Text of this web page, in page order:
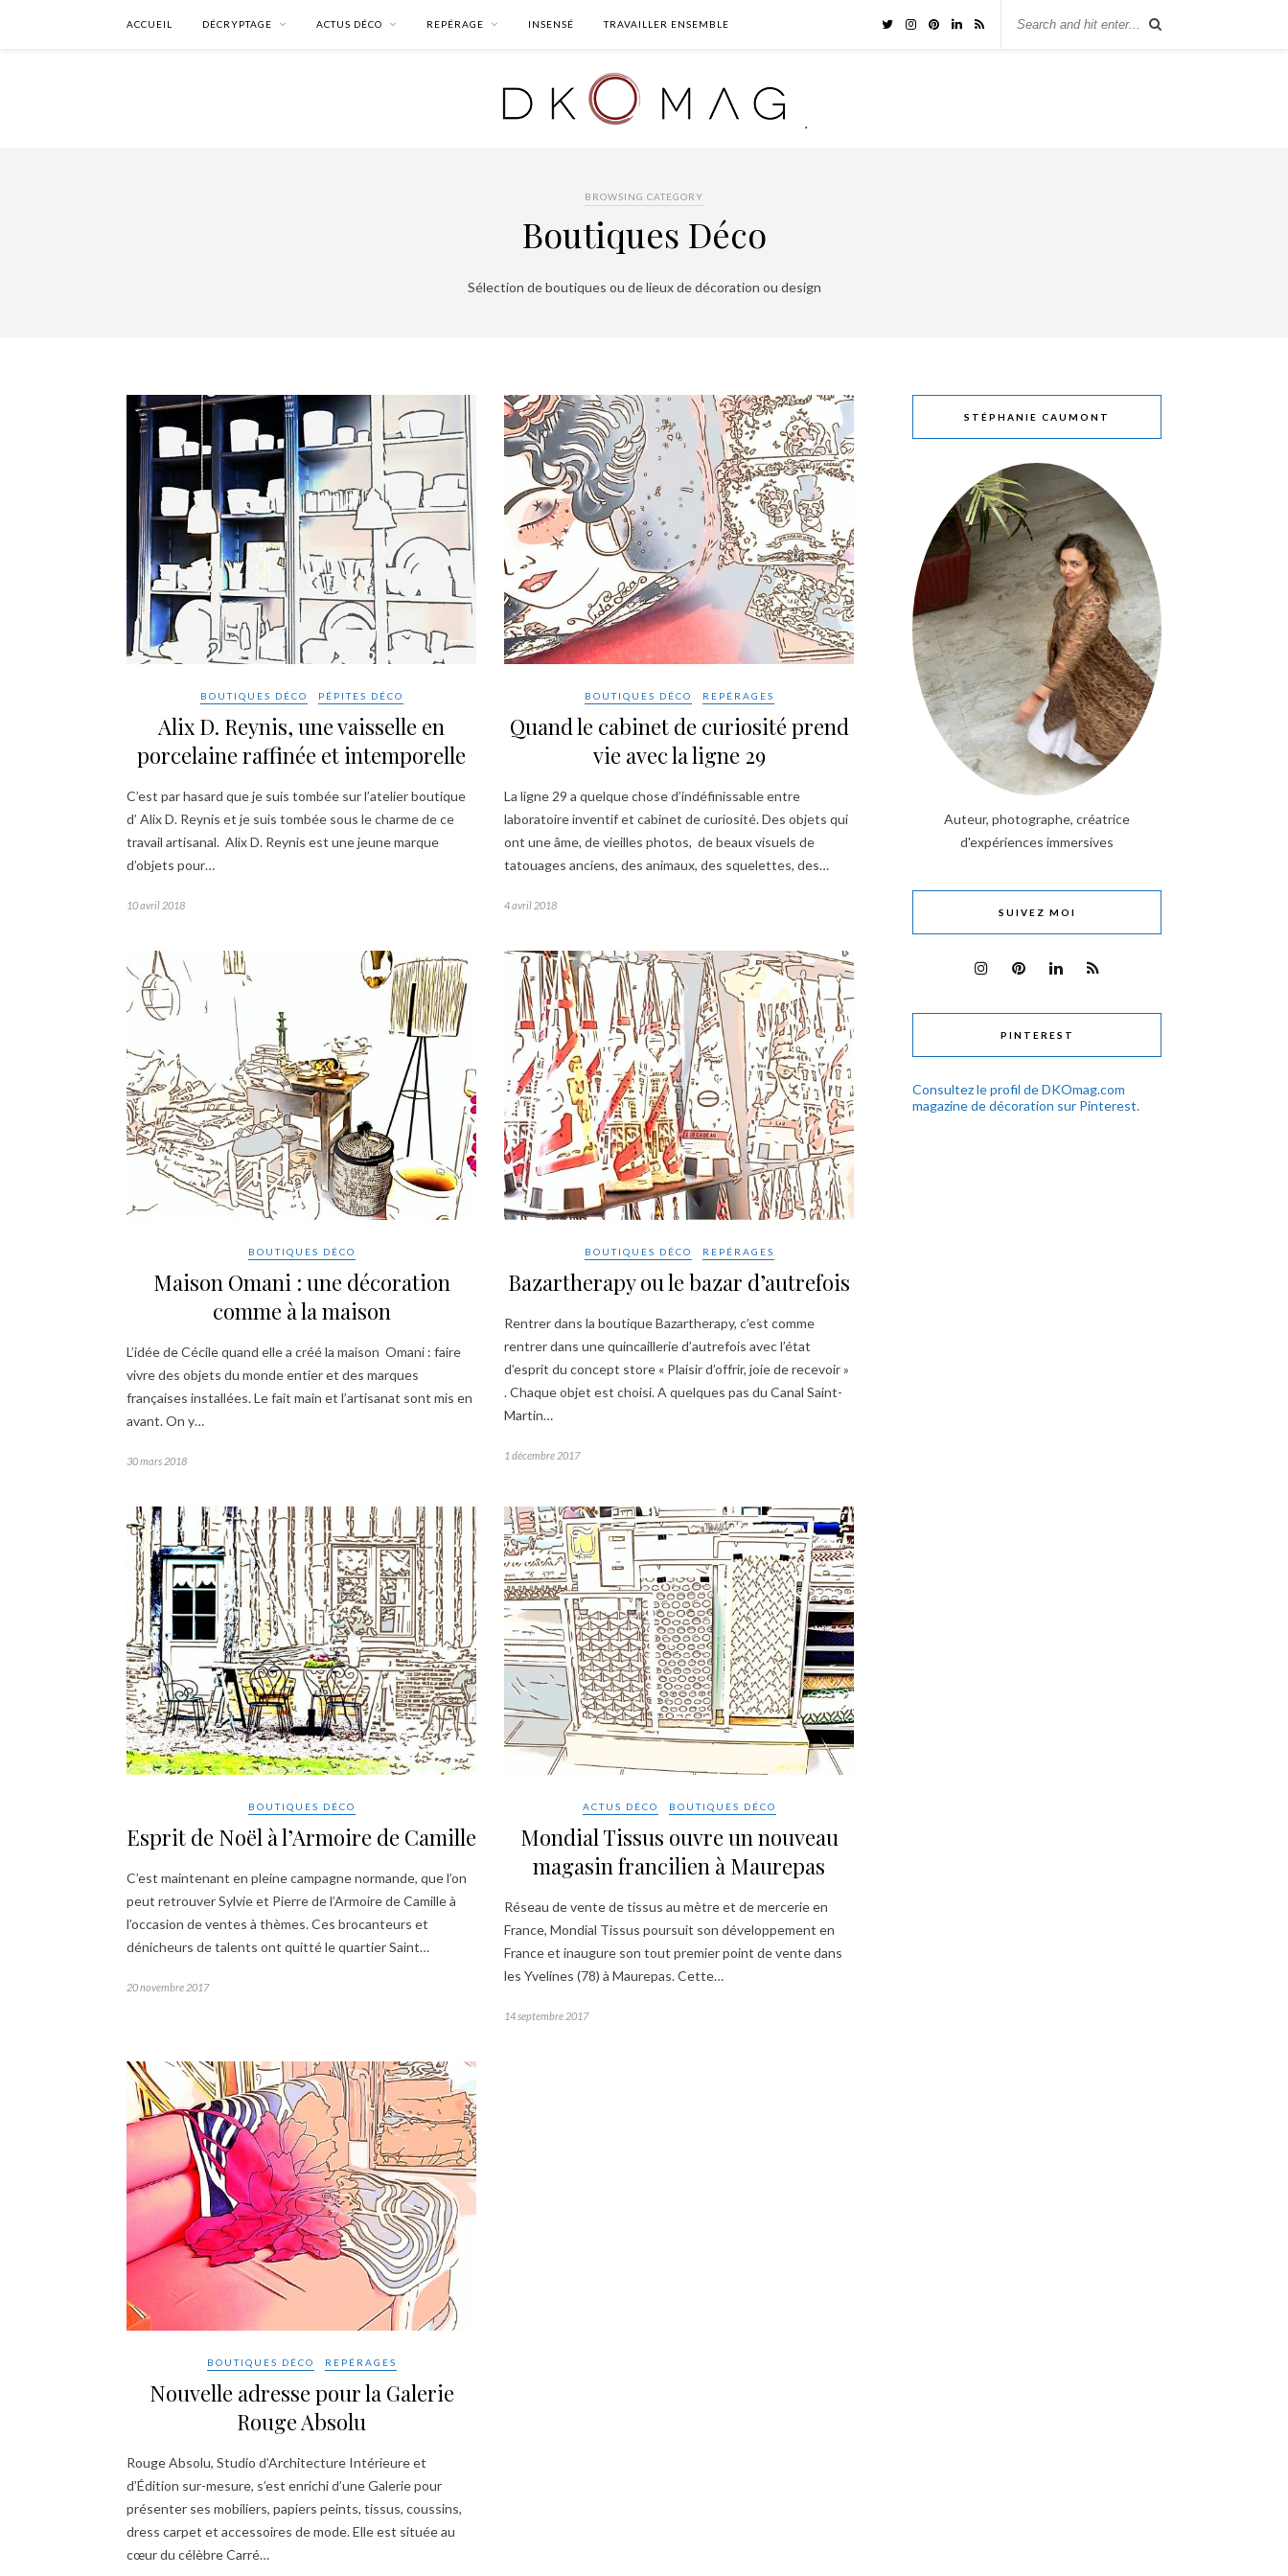
ACCUEIL DÉCRYPTAGE ACTUS DÉCO REPÉRAGE INSENSÉ TRAVAILLER ENSEMBLE
BROWSING CATEGORY
Boutiques Déco
Sélection de boutiques ou de lieux de décoration ou design
BOUTIQUES DÉCO PÉPITES DÉCO
Alix D. Reynis, une vaisselle en
porcelaine raffinée et intemporelle
C’est par hasard que je suis tombée sur l’atelier boutique
d’ Alix D. Reynis et je suis tombée sous le charme de ce
travail artisanal. Alix D. Reynis est une jeune marque
d’objets pour…
10 avril 2018
BOUTIQUES DÉCO REPÉRAGES
Quand le cabinet de curiosité prend
vie avec la ligne 29
La ligne 29 a quelque chose d’indéfinissable entre
laboratoire inventif et cabinet de curiosité. Des objets qui
ont une âme, de vieilles photos, de beaux visuels de
tatouages anciens, des animaux, des squelettes, des…
4 avril 2018
BOUTIQUES DÉCO
Maison Omani : une décoration
comme à la maison
L’idée de Cécile quand elle a créé la maison Omani : faire
vivre des objets du monde entier et des marques
françaises installées. Le fait main et l’artisanat sont mis en
avant. On y…
30 mars 2018
BOUTIQUES DÉCO REPÉRAGES
Bazartherapy ou le bazar d’autrefois
Rentrer dans la boutique Bazartherapy, c’est comme
rentrer dans une quincaillerie d’autrefois avec l’état
d’esprit du concept store « Plaisir d’offrir, joie de recevoir »
. Chaque objet est choisi. A quelques pas du Canal Saint-
Martin…
1 décembre 2017
BOUTIQUES DÉCO
Esprit de Noël à l’Armoire de Camille
C’est maintenant en pleine campagne normande, que l’on
peut retrouver Sylvie et Pierre de l’Armoire de Camille à
l’occasion de ventes à thèmes. Ces brocanteurs et
dénicheurs de talents ont quitté le quartier Saint…
20 novembre 2017
ACTUS DÉCO BOUTIQUES DÉCO
Mondial Tissus ouvre un nouveau
magasin francilien à Maurepas
Réseau de vente de tissus au mètre et de mercerie en
France, Mondial Tissus poursuit son développement en
France et inaugure son tout premier point de vente dans
les Yvelines (78) à Maurepas. Cette…
14 septembre 2017
BOUTIQUES DÉCO REPÉRAGES
Nouvelle adresse pour la Galerie
Rouge Absolu
Rouge Absolu, Studio d’Architecture Intérieure et
d’Édition sur-mesure, s’est enrichi d’une Galerie pour
présenter ses mobiliers, papiers peints, tissus, coussins,
dress carpet et accessoires de mode. Elle est située au
cœur du célèbre Carré…
STÉPHANIE CAUMONT
Auteur, photographe, créatrice
d'expériences immersives
SUIVEZ MOI
PINTEREST
Consultez le profil de DKOmag.com
magazine de décoration sur Pinterest.